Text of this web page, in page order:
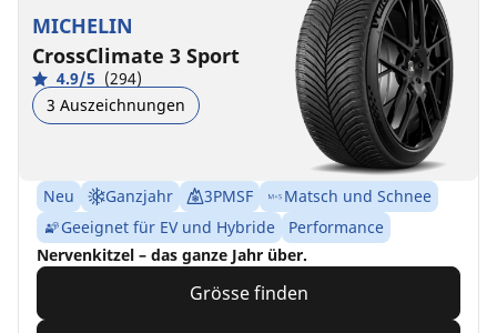
MICHELIN
CrossClimate 3 Sport
4.9/5 (294)
3 Auszeichnungen
Neu Ganzjahr 3PMSF
Matsch und Schnee
Geeignet für EV und Hybride
Performance
Nervenkitzel – das ganze Jahr über.
Grösse finden